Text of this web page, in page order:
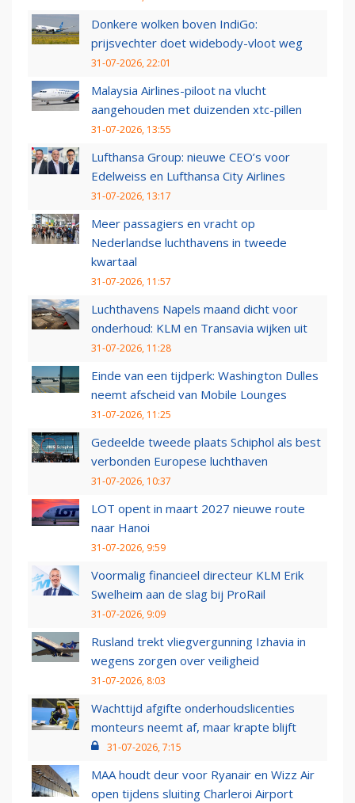
Donkere wolken boven IndiGo:
prijsvechter doet widebody-vloot weg
31-07-2026, 22:01
Malaysia Airlines-piloot na vlucht
aangehouden met duizenden xtc-pillen
31-07-2026, 13:55
Lufthansa Group: nieuwe CEO’s voor
Edelweiss en Lufthansa City Airlines
31-07-2026, 13:17
Meer passagiers en vracht op
Nederlandse luchthavens in tweede
kwartaal
31-07-2026, 11:57
Luchthavens Napels maand dicht voor
onderhoud: KLM en Transavia wijken uit
31-07-2026, 11:28
Einde van een tijdperk: Washington Dulles
neemt afscheid van Mobile Lounges
31-07-2026, 11:25
Gedeelde tweede plaats Schiphol als best
verbonden Europese luchthaven
31-07-2026, 10:37
LOT opent in maart 2027 nieuwe route
naar Hanoi
31-07-2026, 9:59
Voormalig financieel directeur KLM Erik
Swelheim aan de slag bij ProRail
31-07-2026, 9:09
Rusland trekt vliegvergunning Izhavia in
wegens zorgen over veiligheid
31-07-2026, 8:03
Wachttijd afgifte onderhoudslicenties
monteurs neemt af, maar krapte blijft
31-07-2026, 7:15
MAA houdt deur voor Ryanair en Wizz Air
open tijdens sluiting Charleroi Airport